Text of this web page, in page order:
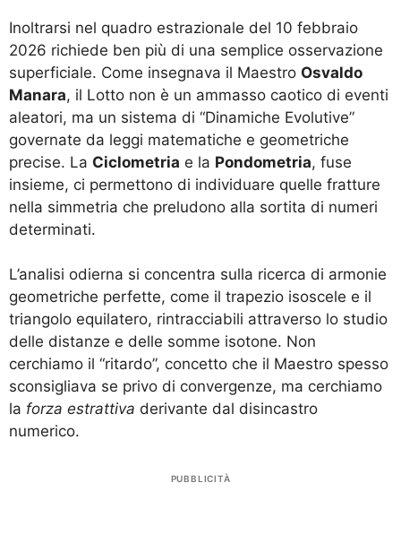
Inoltrarsi nel quadro estrazionale del 10 febbraio
2026 richiede ben più di una semplice osservazione
superficiale. Come insegnava il Maestro Osvaldo
Manara, il Lotto non è un ammasso caotico di eventi
aleatori, ma un sistema di “Dinamiche Evolutive”
governate da leggi matematiche e geometriche
precise. La Ciclometria e la Pondometria, fuse
insieme, ci permettono di individuare quelle fratture
nella simmetria che preludono alla sortita di numeri
determinati.
L’analisi odierna si concentra sulla ricerca di armonie
geometriche perfette, come il trapezio isoscele e il
triangolo equilatero, rintracciabili attraverso lo studio
delle distanze e delle somme isotone. Non
cerchiamo il “ritardo”, concetto che il Maestro spesso
sconsigliava se privo di convergenze, ma cerchiamo
la forza estrattiva derivante dal disincastro
numerico.
PUBBLICITÀ